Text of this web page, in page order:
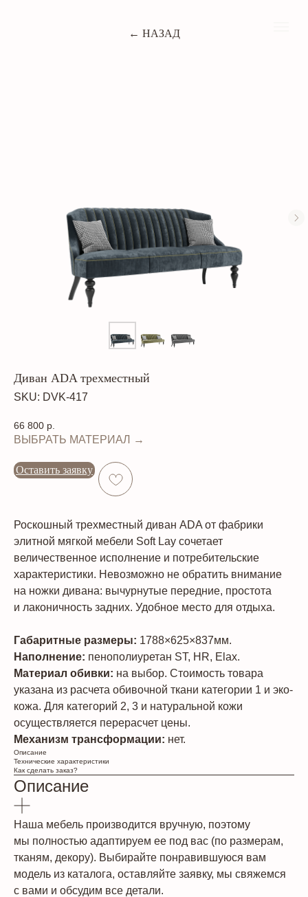
← НАЗАД
Диван ADA трехместный
SKU: DVK-417
66 800 р.
ВЫБРАТЬ МАТЕРИАЛ →
Оставить заявку
Роскошный трехместный диван ADA от фабрики
элитной мягкой мебели Soft Lay сочетает
величественное исполнение и потребительские
характеристики. Невозможно не обратить внимание
на ножки дивана: вычурнутые передние, простота
и лаконичность задних. Удобное место для отдыха.
Габаритные размеры: 1788×625×837мм.
Наполнение: пенополиуретан ST, HR, Elax.
Материал обивки: на выбор. Стоимость товара
указана из расчета обивочной ткани категории 1 и эко-
кожа. Для категорий 2, 3 и натуральной кожи
осуществляется перерасчет цены.
Механизм трансформации: нет.
Описание
Технические характеристики
Как сделать заказ?
Описание
Наша мебель производится вручную, поэтому
мы полностью адаптируем ее под вас (по размерам,
тканям, декору). Выбирайте понравившуюся вам
модель из каталога, оставляйте заявку, мы свяжемся
с вами и обсудим все детали.